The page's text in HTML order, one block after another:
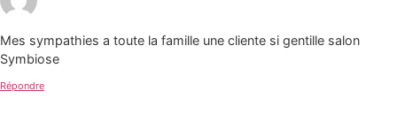
Mes sympathies a toute la famille une cliente si gentille salon
Symbiose
Répondre